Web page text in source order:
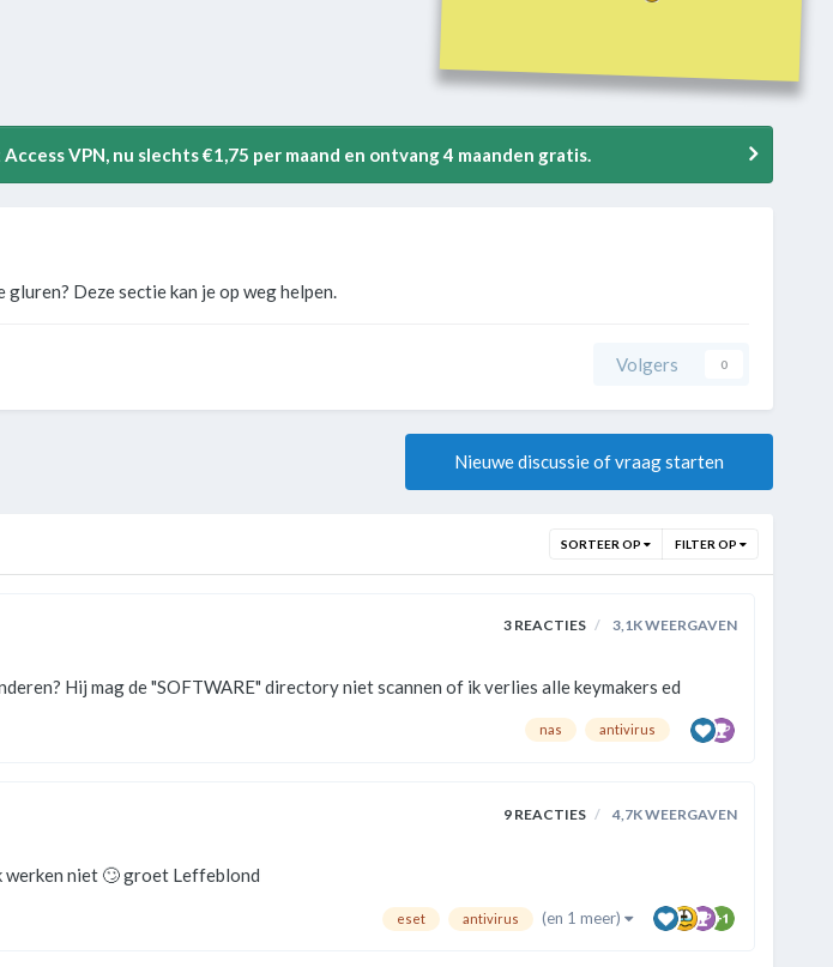
VPN, nu slechts €1,75 per maand en ontvang 4 maanden gratis.
Deze sectie kan je op weg helpen.
Volgers 0
Nieuwe discussie of vraag starten
SORTEER OP FILTER OP
3 REACTIES 3,1KWEERGAVEN
verhinderen? Hij mag de "SOFTWARE" directory niet scannen of ik verlies alle keymakers ed
nas antivirus
9 REACTIES 4,7KWEERGAVEN
Hallo , Wie heeft een oplossing voor activatie ESET. De licenties van facebook werken niet 🙄 groet Leffeblond
eset antivirus (en 1 meer)